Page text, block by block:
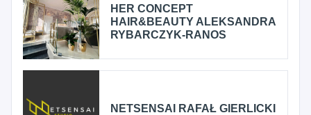
HER CONCEPT
HAIR&BEAUTY ALEKSANDRA
RYBARCZYK-RANOS
NETSENSAI RAFAŁ GIERLICKI